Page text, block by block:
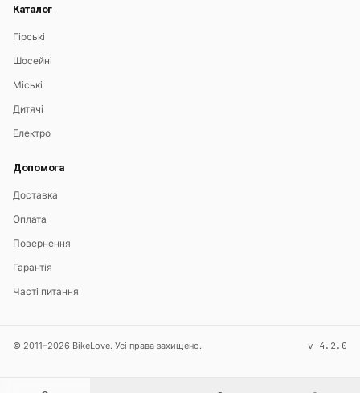
Каталог
Гірські
Шосейні
Міські
Дитячі
Електро
Допомога
Доставка
Оплата
Повернення
Гарантія
Часті питання
© 2011–2026 BikeLove. Усі права захищено. v 4.2.0